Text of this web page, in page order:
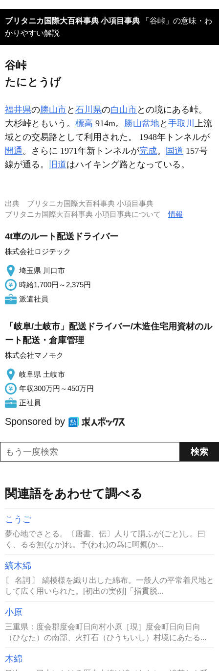
ブリタニカ国際大百科事典 小項目事典
かりやすい解説
谷峠
たにとうげ
福井県の勝山市と 石川県の白山市との境にある峠。
大杉峠ともいう。 標高 914m。 勝山盆地と 手取川 上流
域との交易路として利用された。 1948年トンネルが
開通。さらに 1971年新トンネルが完成。 国道 157号
線が通る。
旧道はハイキング路となっている。
出典 ブリタニカ国際大百科事典 小項目事典
ブリタニカ国際大百科事典 小項目事典について情報
4t車のルート配送ドライバー
株式会社ロジテック
埼玉県 川口市
時給1,700円～2,375円
派遣社員
「岐阜/土岐市」配送ドライバー/木造住宅用資材のル
ート配送・倉庫管理
株式会社マノモク
岐阜県 土岐市
年収300万円～450万円
正社員
Sponsored by
関連語をあわせて調べる
こうご
夢心地でさとる。〔唐書、伝〕人りて謂ふが(ごと)し。曰
く、るる無(なか)れ。予(われ)の爲に呵禦(か...
縞木綿
〘 名詞 〙 縞模様を織り出した綿布。一般人の平常着尺地と
して広く用いられた。[初出の実例]「指貫脱...
小原
三重県：度会郡度会町日向村小原［現］度会町日向日向
（ひなた）の南部、火打石（ひうちいし）村境にあたる...
木綿